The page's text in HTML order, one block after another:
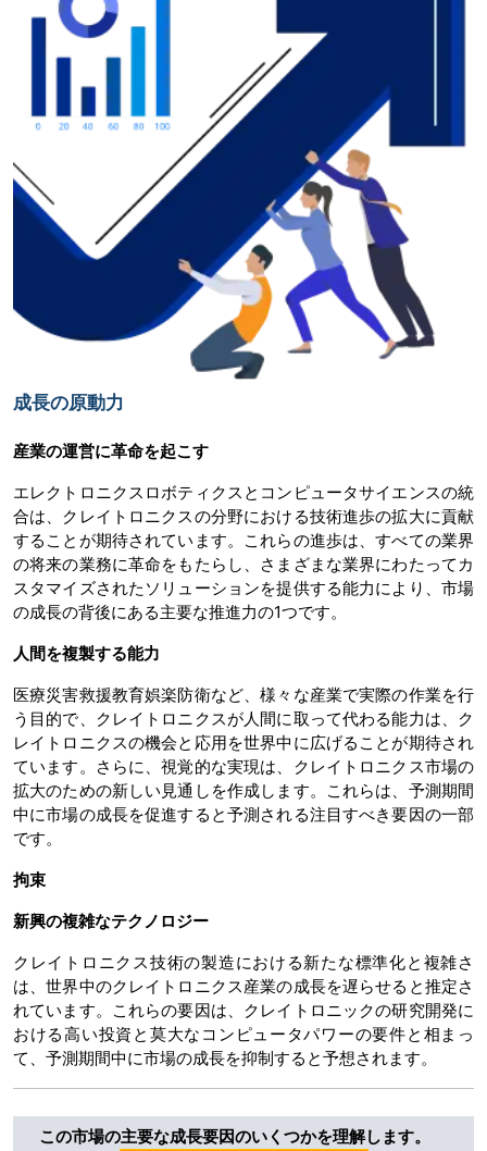
成長の原動力
産業の運営に革命を起こす
エレクトロニクスロボティクスとコンピュータサイエンスの統
合は、クレイトロニクスの分野における技術進歩の拡大に貢献
することが期待されています。これらの進歩は、すべての業界
の将来の業務に革命をもたらし、さまざまな業界にわたってカ
スタマイズされたソリューションを提供する能力により、市場
の成長の背後にある主要な推進力の1つです。
人間を複製する能力
医療災害救援教育娯楽防衛など、様々な産業で実際の作業を行
う目的で、クレイトロニクスが人間に取って代わる能力は、ク
レイトロニクスの機会と応用を世界中に広げることが期待され
ています。さらに、視覚的な実現は、クレイトロニクス市場の
拡大のための新しい見通しを作成します。これらは、予測期間
中に市場の成長を促進すると予測される注目すべき要因の一部
です。
拘束
新興の複雑なテクノロジー
クレイトロニクス技術の製造における新たな標準化と複雑さ
は、世界中のクレイトロニクス産業の成長を遅らせると推定さ
れています。これらの要因は、クレイトロニックの研究開発に
おける高い投資と莫大なコンピュータパワーの要件と相まっ
て、予測期間中に市場の成長を抑制すると予想されます。
この市場の主要な成長要因のいくつかを理解します。